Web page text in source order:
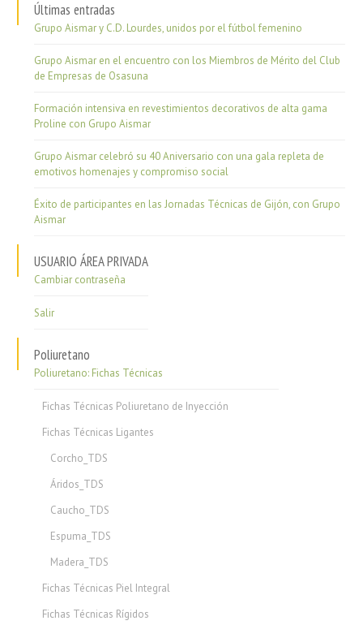
Últimas entradas
Grupo Aismar y C.D. Lourdes, unidos por el fútbol femenino
Grupo Aismar en el encuentro con los Miembros de Mérito del Club
de Empresas de Osasuna
Formación intensiva en revestimientos decorativos de alta gama
Proline con Grupo Aismar
Grupo Aismar celebró su 40 Aniversario con una gala repleta de
emotivos homenajes y compromiso social
Éxito de participantes en las Jornadas Técnicas de Gijón, con Grupo
Aismar
USUARIO ÁREA PRIVADA
Cambiar contraseña
Salir
Poliuretano
Poliuretano: Fichas Técnicas
Fichas Técnicas Poliuretano de Inyección
Fichas Técnicas Ligantes
Corcho_TDS
Áridos_TDS
Caucho_TDS
Espuma_TDS
Madera_TDS
Fichas Técnicas Piel Integral
Fichas Técnicas Rígidos